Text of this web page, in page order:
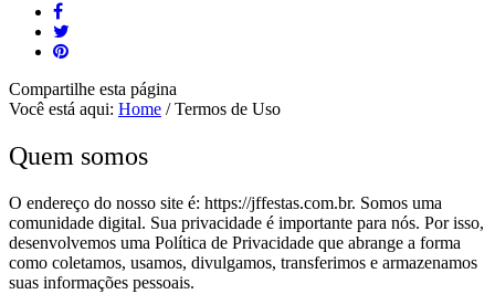
Compartilhe esta página
Você está aqui: Home / Termos de Uso
Quem somos
O endereço do nosso site é: https://jffestas.com.br. Somos uma
comunidade digital. Sua privacidade é importante para nós. Por isso,
desenvolvemos uma Política de Privacidade que abrange a forma
como coletamos, usamos, divulgamos, transferimos e armazenamos
suas informações pessoais.